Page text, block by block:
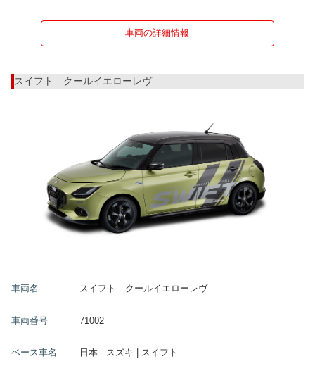
車両の詳細情報
スイフト クールイエローレヴ
車両名 スイフト クールイエローレヴ
車両番号 71002
ベース車名 日本 - スズキ | スイフト